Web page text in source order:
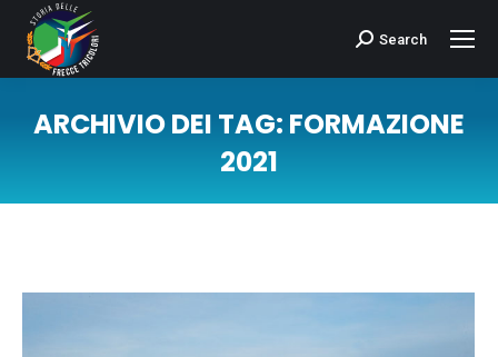
Cerca:Search
ARCHIVIO DEI TAG: FORMAZIONE
2021